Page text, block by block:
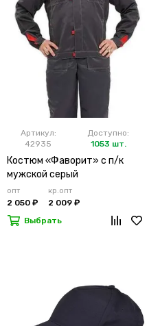
Артикул:
42935
Доступно:
1053 шт.
Костюм «Фаворит» с п/к
мужской серый
опт
2 050 ₽
кр.опт
2 009 ₽
Выбрать